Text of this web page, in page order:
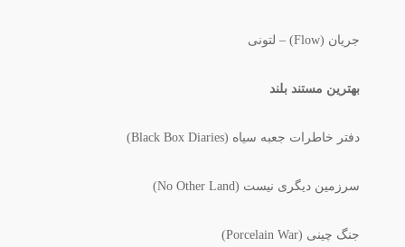
جریان (Flow) – لتونی
بهترین مستند بلند
دفتر خاطرات جعبه سیاه (Black Box Diaries)
سرزمین دیگری نیست (No Other Land)
جنگ چینی (Porcelain War)